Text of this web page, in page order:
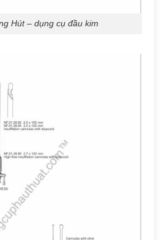
Hút – dụng cụ đầu kim